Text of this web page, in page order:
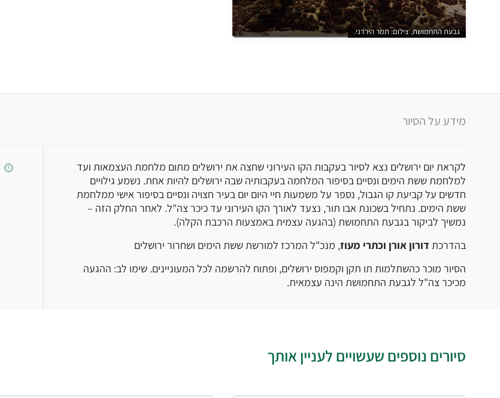
גבעת התחמושת. צילום: תמר הירדני.
מידע על הסיור
לקראת יום ירושלים נצא לסיור בעקבות הקו העירוני שחצה את ירושלים מתום מלחמת העצמאות ועד
למלחמת ששת הימים ונסיים בסיפור המלחמה בעקבותיה שבה ירושלים להיות אחת. נשמע גילויים
חדשים על קביעת קו הגבול, נספר על משמעות חיי היום יום בעיר חצויה ונסיים בסיפור אישי ממלחמת
ששת הימים. נתחיל בשכונת אבו תור, נצעד לאורך הקו העירוני עד כיכר צה"ל. לאחר החלק הזה –
נמשיך לביקור בגבעת התחמושת (בהגעה עצמית באמצעות הרכבת הקלה).
בהדרכת דורון אורן וכתרי מעוז, מנכ"ל המרכז למורשת ששת הימים ושחרור ירושלים
הסיור מוכר כהשתלמות תו תקן וקמפוס ירושלים, ופתוח להרשמה לכל המעוניינים. שימו לב: ההגעה
מכיכר צה"ל לגבעת התחמושת הינה עצמאית.
סיורים נוספים שעשויים לעניין אותך